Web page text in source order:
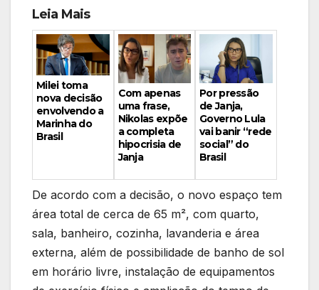
Leia Mais
Milei toma
nova decisão
envolvendo a
Marinha do
Brasil
Com apenas
uma frase,
Nikolas expõe
a completa
hipocrisia de
Janja
Por pressão
de Janja,
Governo Lula
vai banir “rede
social” do
Brasil
De acordo com a decisão, o novo espaço tem
área total de cerca de 65 m², com quarto,
sala, banheiro, cozinha, lavanderia e área
externa, além de possibilidade de banho de sol
em horário livre, instalação de equipamentos